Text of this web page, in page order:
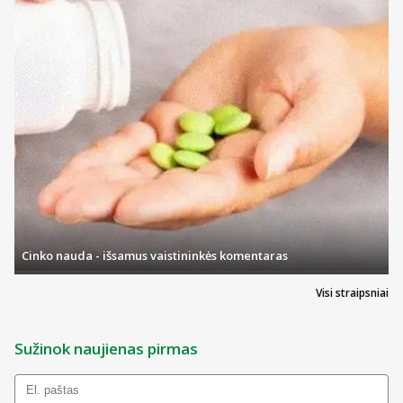
Nepasitarus su gydytoju, Nolpaza tablečių negalima vartoti
ilgiau kaip 4 savaites.
Apie ką rašoma šiame lapelyje?
Kas yra Nolpaza ir kam jis vartojamas
Kas žinotina prieš vartojant Nolpaza
Kaip vartoti Nolpaza
Galimas šalutinis poveikis
Nolpaza sudėtyje yra veikliosios medžiagos pantoprazolo,
kuris blokuoja tam tikrą siurblį, gaminantį skrandžio rūgštį,
todėl mažina rūgšties kiekį skrandyje.
Visi straipsniai
Cinko nauda - išsamus vaistininkės komentaras
Sužinok naujienas pirmas